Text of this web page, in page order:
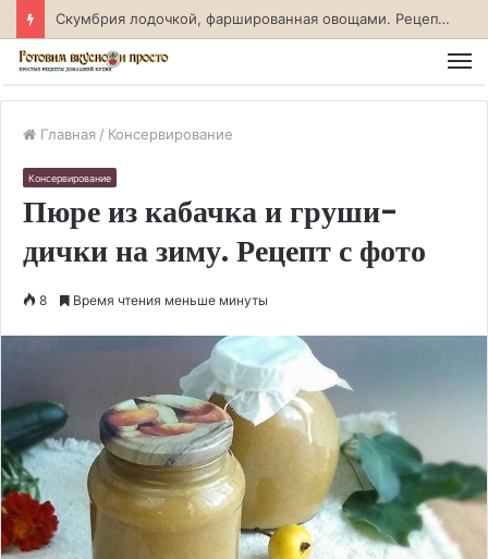
Скумбрия лодочкой, фаршированная овощами. Рецепт с фото
Главная / Консервирование
Консервирование
Пюре из кабачка и груши-
дички на зиму. Рецепт с фото
8 Время чтения меньше минуты